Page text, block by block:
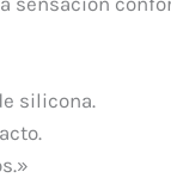
silicona.